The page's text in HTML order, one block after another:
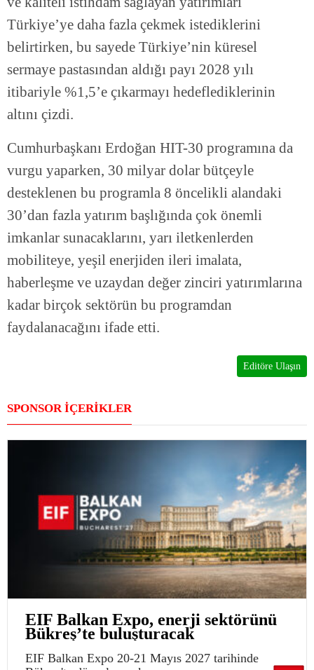
Türkiye’ye daha fazla çekmek istediklerini
belirtirken, bu sayede Türkiye’nin küresel
sermaye pastasından aldığı payı 2028 yılı
itibariyle %1,5’e çıkarmayı hedeflediklerinin
altını çizdi.
Cumhurbaşkanı Erdoğan HIT-30 programına da
vurgu yaparken, 30 milyar dolar bütçeyle
desteklenen bu programla 8 öncelikli alandaki
30’dan fazla yatırım başlığında çok önemli
imkanlar sunacaklarını, yarı iletkenlerden
mobiliteye, yeşil enerjiden ileri imalata,
haberleşme ve uzaydan değer zinciri yatırımlarına
kadar birçok sektörün bu programdan
faydalanacağını ifade etti.
Editöre Ulaşın
SPONSOR İÇERİKLER
EIF Balkan Expo, enerji sektörünü
Bükreş’te buluşturacak
EIF Balkan Expo 20-21 Mayıs 2027 tarihinde